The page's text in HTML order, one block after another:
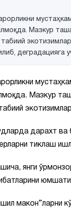
Мазкур
Мазкур
дарахт ва
тиклаш
янги
макон”ларни